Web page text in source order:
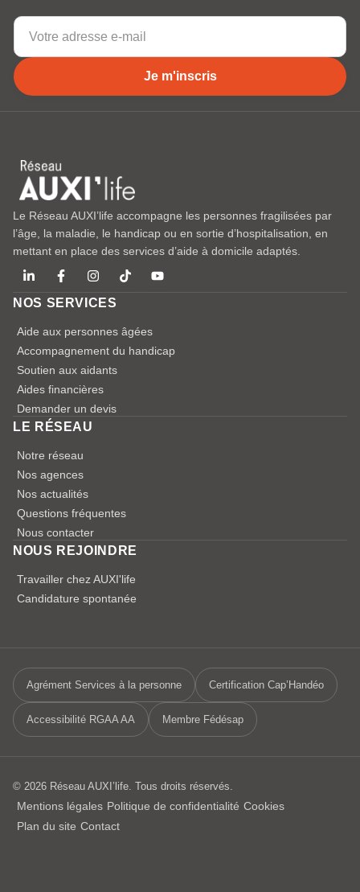
Je m'inscris
Le Réseau AUXI’life accompagne les personnes fragilisées par
l’âge, la maladie, le handicap ou en sortie d’hospitalisation, en
mettant en place des services d’aide à domicile adaptés.
NOS SERVICES
Aide aux personnes âgées
Accompagnement du handicap
Soutien aux aidants
Aides financières
Demander un devis
LE RÉSEAU
Notre réseau
Nos agences
Nos actualités
Questions fréquentes
Nous contacter
NOUS REJOINDRE
Travailler chez AUXI'life
Candidature spontanée
Agrément Services à la personne Certification Cap’Handéo
Accessibilité RGAA AA Membre Fédésap
© 2026 Réseau AUXI’life. Tous droits réservés.
Mentions légales Politique de confidentialité Cookies
Plan du site Contact